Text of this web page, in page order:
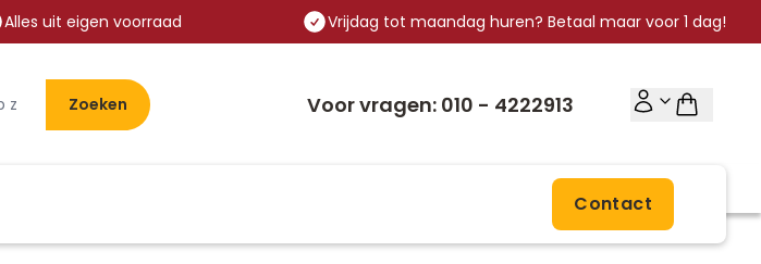
Alles uit eigen voorraad Vrijdag tot maandag huren? Betaal maar voor 1 dag!
Zoeken Voor vragen: 010 - 4222913
Contact